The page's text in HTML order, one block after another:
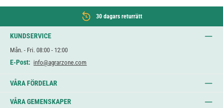
30 dagars returrätt
KUNDSERVICE
Mån. - Fri. 08:00 - 12:00
E-Post: info@agrarzone.com
VÅRA FÖRDELAR
VÅRA GEMENSKAPER